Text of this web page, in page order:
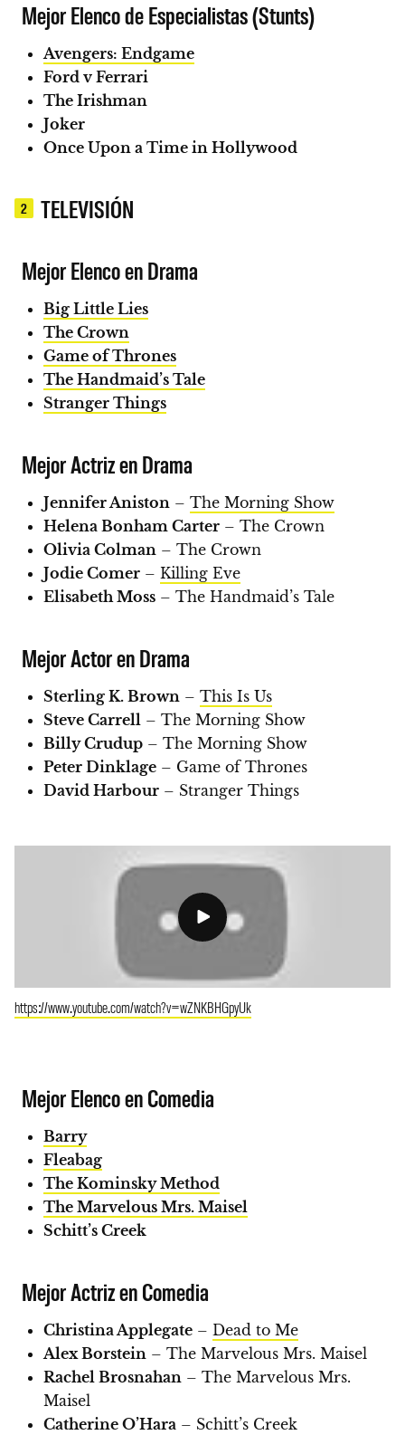
Mejor Elenco de Especialistas (Stunts)
Avengers: Endgame
Ford v Ferrari
The Irishman
Joker
Once Upon a Time in Hollywood
2 TELEVISIÓN
Mejor Elenco en Drama
Big Little Lies
The Crown
Game of Thrones
The Handmaid’s Tale
Stranger Things
Mejor Actriz en Drama
Jennifer Aniston – The Morning Show
Helena Bonham Carter – The Crown
Olivia Colman – The Crown
Jodie Comer – Killing Eve
Elisabeth Moss – The Handmaid’s Tale
Mejor Actor en Drama
Sterling K. Brown – This Is Us
Steve Carrell – The Morning Show
Billy Crudup – The Morning Show
Peter Dinklage – Game of Thrones
David Harbour – Stranger Things
https://www.youtube.com/watch?v=wZNKBHGpyUk
Mejor Elenco en Comedia
Barry
Fleabag
The Kominsky Method
The Marvelous Mrs. Maisel
Schitt’s Creek
Mejor Actriz en Comedia
Christina Applegate – Dead to Me
Alex Borstein – The Marvelous Mrs. Maisel
Rachel Brosnahan – The Marvelous Mrs.
Maisel
Catherine O’Hara – Schitt’s Creek